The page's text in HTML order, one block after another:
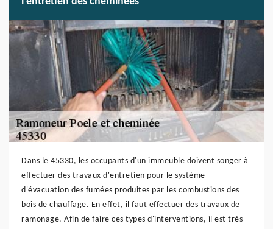
Dans le 45330, les occupants d'un immeuble doivent songer à
effectuer des travaux d'entretien pour le système
d'évacuation des fumées produites par les combustions des
bois de chauffage. En effet, il faut effectuer des travaux de
ramonage. Afin de faire ces types d'interventions, il est très